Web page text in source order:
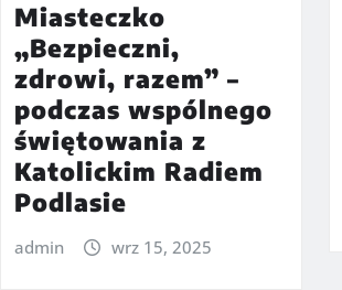
Miasteczko
„Bezpieczni,
zdrowi, razem” –
podczas wspólnego
świętowania z
Katolickim Radiem
Podlasie
admin wrz 15, 2025